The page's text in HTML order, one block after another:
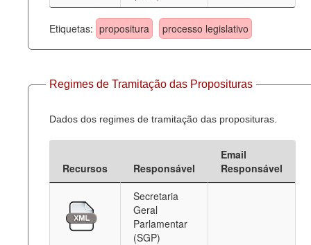
Etiquetas: propositura processo legislativo
Regimes de Tramitação das Proposituras
Dados dos regimes de tramitação das proposituras.
Recursos Responsável
Email
Responsável
Secretaria
Geral
Parlamentar
(SGP)